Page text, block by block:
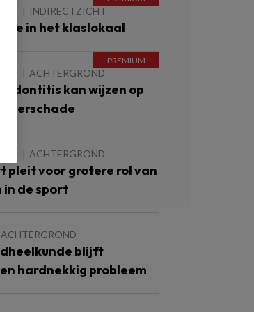
INDIRECTZICHT
in het klaslokaal
ACHTERGROND
kan wijzen op
nierschade
ACHTERGROND
pleit voor grotere rol van
de sport
ACHTERGROND
blijft
hardnekkig probleem